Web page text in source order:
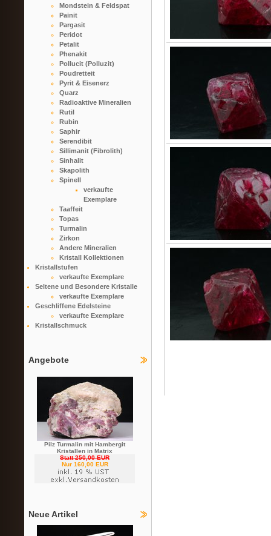
Mondstein & Feldspat
Painit
Pargasit
Peridot
Petalit
Phenakit
Pollucit (Polluzit)
Poudretteit
Pyrit & Eisenerz
Quarz
Radioaktive Mineralien
Rutil
Rubin
Saphir
Serendibit
Sillimanit (Fibrolith)
Sinhalit
Skapolith
Spinell
verkaufte
Exemplare
Taaffeit
Topas
Turmalin
Zirkon
Andere Mineralien
Kristall Kollektionen
Kristallstufen
verkaufte Exemplare
Seltene und Besondere Kristalle
verkaufte Exemplare
Geschliffene Edelsteine
verkaufte Exemplare
Kristallschmuck
Angebote
Pilz Turmalin mit Hambergit
Kristallen in Matrix
Statt 250,00 EUR
Nur 160,00 EUR
Neue Artikel